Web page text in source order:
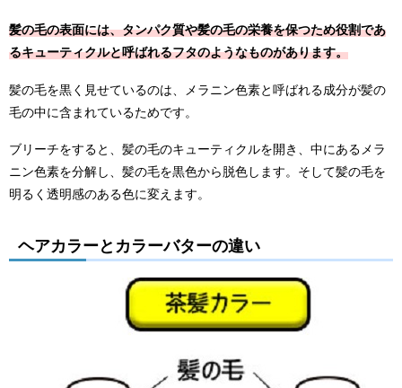
髪の毛の表面には、タンパク質や髪の毛の栄養を保つため役割であ
るキューティクルと呼ばれるフタのようなものがあります。
髪の毛を黒く見せているのは、メラニン色素と呼ばれる成分が髪の
毛の中に含まれているためです。
ブリーチをすると、髪の毛のキューティクルを開き、中にあるメラ
ニン色素を分解し、髪の毛を黒色から脱色します。そして髪の毛を
明るく透明感のある色に変えます。
ヘアカラーとカラーバターの違い